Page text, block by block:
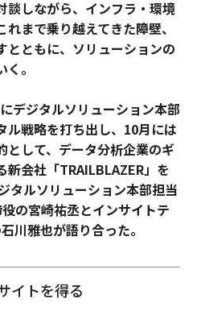
談しながら、インフラ・環境
まで乗り越えてきた障壁、
とともに、ソリューションの
。
デジタルソリューション本部
ル戦略を打ち出し、10月には
として、データ分析企業のギ
新会社「TRAILBLAZER」を
タルソリューション本部担当
の宮崎祐丞とインサイトテ
川雅也が語り合った。
イトを得る